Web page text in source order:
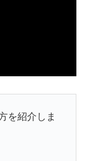
を紹介しま